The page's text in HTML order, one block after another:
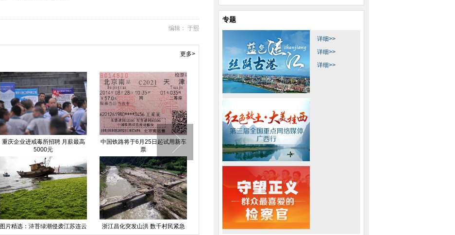
编辑： 于熙
更多>
重庆企业进戒毒所招聘 月薪最高
5000元
中国铁路将于6月25日起试用新车
票
图片精选：浒苔绿潮侵袭江苏连云
浙江昌化突发山洪 数千村民紧急
《道士下山》曝主题曲MV 林志玲
莫文蔚同台比美
专题
详细>>
详细>>
详细>>